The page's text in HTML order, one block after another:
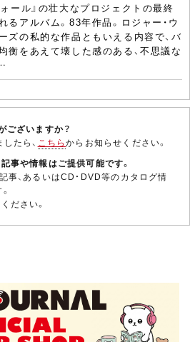
ォール』の壮大なプロジェクトの最終
るアルバム。83年作品。ロジャー・ウ
ズの私的な作品ともいえる内容で、バ
衡をあえて壊した感のある、不思議な
ございますか？
たら、 こちらからお知らせください。
事や情報はご提供可能です。
事、あるいはCD・DVD等のカタログ情
ださい。